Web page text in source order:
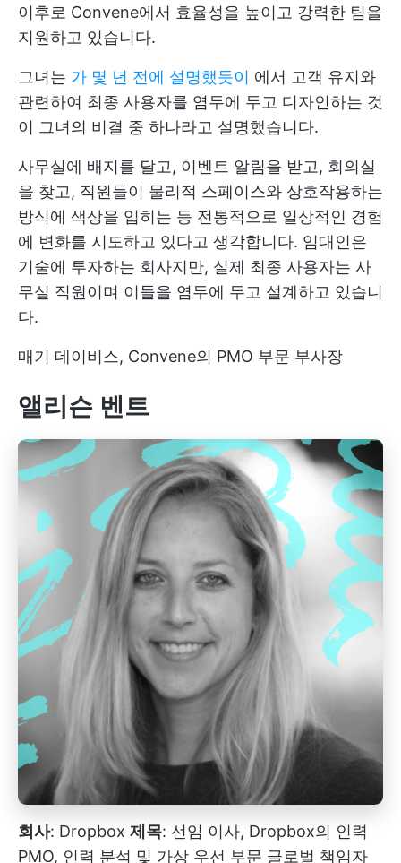
이후로 Convene에서 효율성을 높이고 강력한 팀을
지원하고 있습니다.
그녀는 가 몇 년 전에 설명했듯이 에서 고객 유지와
관련하여 최종 사용자를 염두에 두고 디자인하는 것
이 그녀의 비결 중 하나라고 설명했습니다.
사무실에 배지를 달고, 이벤트 알림을 받고, 회의실
을 찾고, 직원들이 물리적 스페이스와 상호작용하는
방식에 색상을 입히는 등 전통적으로 일상적인 경험
에 변화를 시도하고 있다고 생각합니다. 임대인은
기술에 투자하는 회사지만, 실제 최종 사용자는 사
무실 직원이며 이들을 염두에 두고 설계하고 있습니
다.
매기 데이비스, Convene의 PMO 부문 부사장
앨리슨 벤트
회사: Dropbox 제목: 선임 이사, Dropbox의 인력
PMO, 인력 분석 및 가상 우선 부문 글로벌 책임자